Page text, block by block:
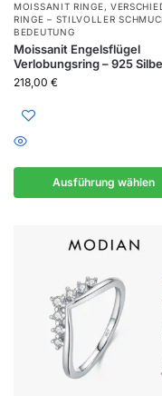
MOISSANIT RINGE,
RINGE – STILVOLLER
BEDEUTUNG
Moissanit Engelsflügel
Verlobungsring – 925
218,00 €
Ausführung wählen